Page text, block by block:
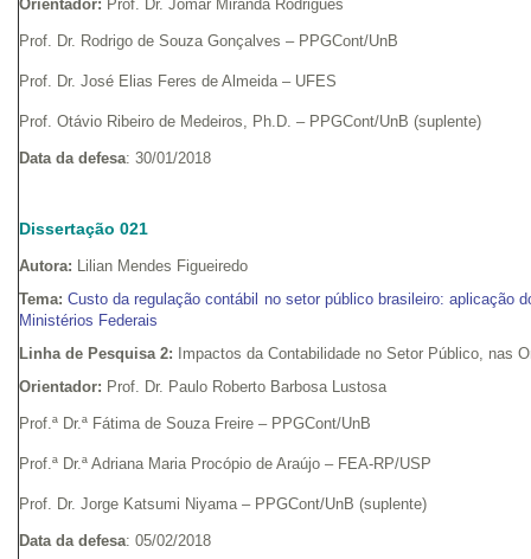
Orientador: Prof. Dr. Jomar Miranda Rodrigues
Prof. Dr. Rodrigo de Souza Gonçalves – PPGCont/UnB
Prof. Dr. José Elias Feres de Almeida – UFES
Prof. Otávio Ribeiro de Medeiros, Ph.D. – PPGCont/UnB (suplente)
Data da defesa: 30/01/2018
Dissertação 021
Autora: Lilian Mendes Figueiredo
Tema: Custo da regulação contábil no setor público brasileiro: aplicação
Ministérios Federais
Linha de Pesquisa 2: Impactos da Contabilidade no Setor Público, nas
Orientador: Prof. Dr. Paulo Roberto Barbosa Lustosa
Prof.ª Dr.ª Fátima de Souza Freire – PPGCont/UnB
Prof.ª Dr.ª Adriana Maria Procópio de Araújo – FEA-RP/USP
Prof. Dr. Jorge Katsumi Niyama – PPGCont/UnB (suplente)
Data da defesa: 05/02/2018